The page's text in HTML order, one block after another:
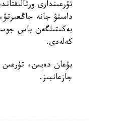
دامىتۋ جانە
بەكىتىلگەن باس
كەلەدى.
بۇعان دەيىن،
جازعانبىز.